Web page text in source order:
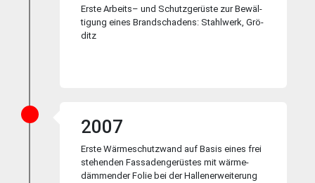
Erste Arbeits– und Schutz­ge­rüste zur Be­wäl­
ti­gung ei­nes Brand­scha­dens: Stahl­werk, Grö­
ditz
2007
Erste Wärmeschutzwand auf Ba­sis eines frei
ste­hen­den Fassaden­ge­rüs­tes mit wärme­
dämmen­der Fo­lie bei der Hallen­er­wei­ter­ung